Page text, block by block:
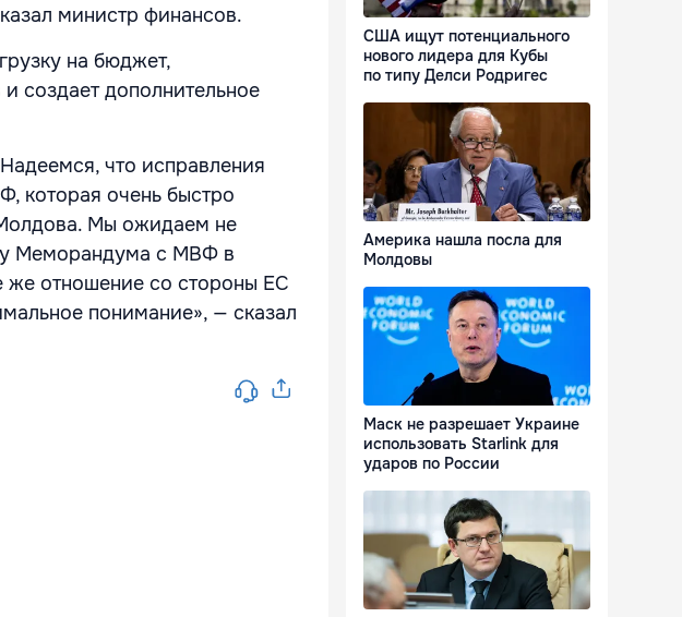
министр финансов.
на бюджет,
создает дополнительное
что исправления
которая очень быстро
Мы ожидаем не
Меморандума с МВФ в
же отношение со стороны ЕС
понимание», — сказал
США ищут потенциального
нового лидера для Кубы
по типу Делси Родригес
Америка нашла посла для
Молдовы
Маск не разрешает Украине
использовать Starlink для
ударов по России